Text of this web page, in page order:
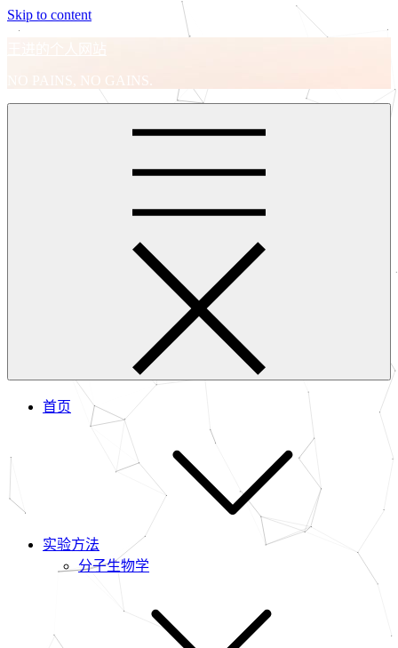
Skip to content
王进的个人网站
NO PAINS, NO GAINS.
首页
实验方法
分子生物学